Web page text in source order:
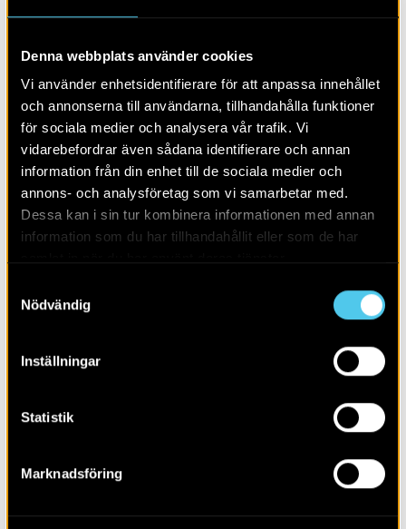
Denna webbplats använder cookies
Vi använder enhetsidentifierare för att anpassa innehållet
och annonserna till användarna, tillhandahålla funktioner
för sociala medier och analysera vår trafik. Vi
vidarebefordrar även sådana identifierare och annan
information från din enhet till de sociala medier och
annons- och analysföretag som vi samarbetar med.
Dessa kan i sin tur kombinera informationen med annan
information som du har tillhandahållit eller som de har
Nödvändig
Inställningar
Statistik
Marknadsföring
Resultatet av förundersökningen visar på riklig
förekomst av boplatslämningar troligen från perioden
yngre bronsålder-äldre järnålder (cirka 1100 f. Kr.–400
e. Kr.) inom en höjdplatå i norra delen av område 3. I
södra delen har tidigare legat en våtmark. Här
påträffades endast enstaka fornlämningar. Endast ett
mindre antal spridda boplatslämningar utan synlig
struktur registrerades i område 2. Fortsatta arkeologiska
undersökningar förslås för höjdplatån väster och öster
om järnvägen i område 3.
PUBLIKATION
BOPLATS GROP
STOLPHÅL